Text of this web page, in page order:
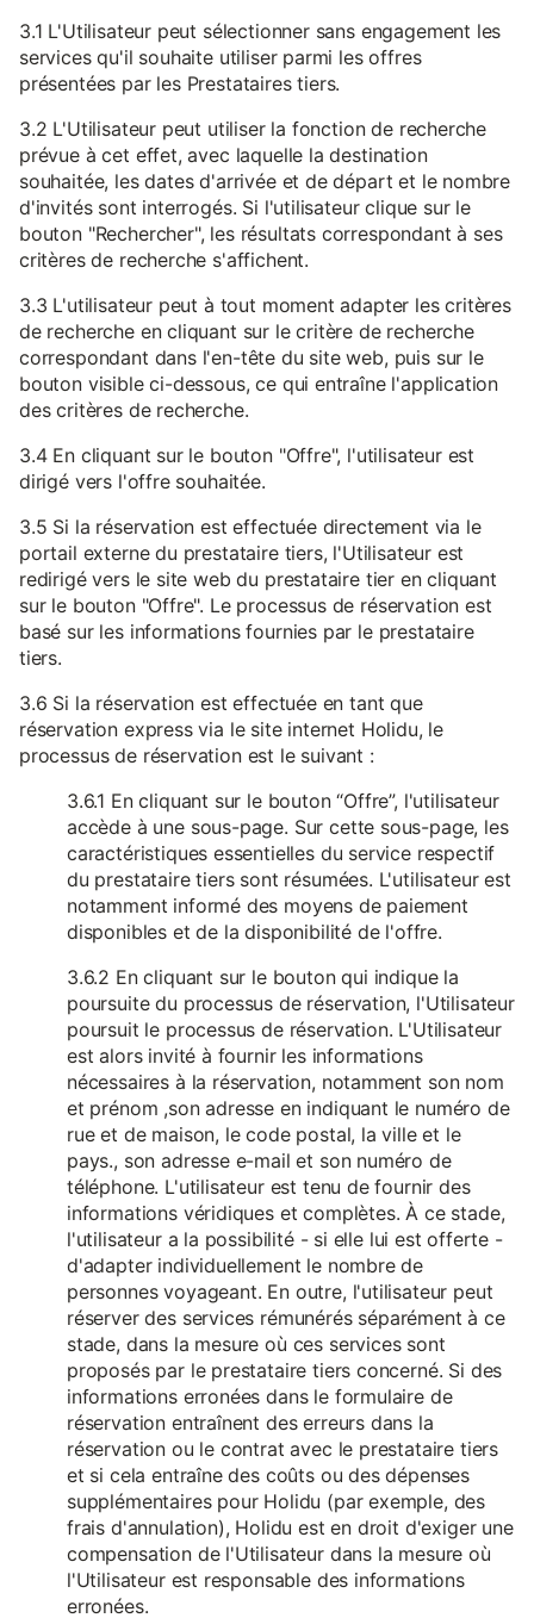
3.1 L'Utilisateur peut sélectionner sans engagement les
services qu'il souhaite utiliser parmi les offres
présentées par les Prestataires tiers.
3.2 L'Utilisateur peut utiliser la fonction de recherche
prévue à cet effet, avec laquelle la destination
souhaitée, les dates d'arrivée et de départ et le nombre
d'invités sont interrogés. Si l'utilisateur clique sur le
bouton "Rechercher", les résultats correspondant à ses
critères de recherche s'affichent.
3.3 L'utilisateur peut à tout moment adapter les critères
de recherche en cliquant sur le critère de recherche
correspondant dans l'en-tête du site web, puis sur le
bouton visible ci-dessous, ce qui entraîne l'application
des critères de recherche.
3.4 En cliquant sur le bouton "Offre", l'utilisateur est
dirigé vers l'offre souhaitée.
3.5 Si la réservation est effectuée directement via le
portail externe du prestataire tiers, l'Utilisateur est
redirigé vers le site web du prestataire tier en cliquant
sur le bouton "Offre". Le processus de réservation est
basé sur les informations fournies par le prestataire
tiers.
3.6 Si la réservation est effectuée en tant que
réservation express via le site internet Holidu, le
processus de réservation est le suivant :
3.6.1 En cliquant sur le bouton “Offre”, l'utilisateur
accède à une sous-page. Sur cette sous-page, les
caractéristiques essentielles du service respectif
du prestataire tiers sont résumées. L'utilisateur est
notamment informé des moyens de paiement
disponibles et de la disponibilité de l'offre.
3.6.2 En cliquant sur le bouton qui indique la
poursuite du processus de réservation, l'Utilisateur
poursuit le processus de réservation. L'Utilisateur
est alors invité à fournir les informations
nécessaires à la réservation, notamment son nom
et prénom ,son adresse en indiquant le numéro de
rue et de maison, le code postal, la ville et le
pays., son adresse e-mail et son numéro de
téléphone. L'utilisateur est tenu de fournir des
informations véridiques et complètes. À ce stade,
l'utilisateur a la possibilité - si elle lui est offerte -
d'adapter individuellement le nombre de
personnes voyageant. En outre, l'utilisateur peut
réserver des services rémunérés séparément à ce
stade, dans la mesure où ces services sont
proposés par le prestataire tiers concerné. Si des
informations erronées dans le formulaire de
réservation entraînent des erreurs dans la
réservation ou le contrat avec le prestataire tiers
et si cela entraîne des coûts ou des dépenses
supplémentaires pour Holidu (par exemple, des
frais d'annulation), Holidu est en droit d'exiger une
compensation de l'Utilisateur dans la mesure où
l'Utilisateur est responsable des informations
erronées.